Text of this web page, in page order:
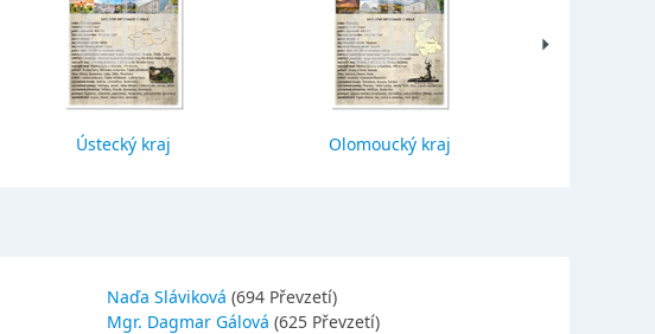
Ústecký kraj Olomoucký kraj
Naďa Sláviková (694 Převzetí)
Mgr. Dagmar Gálová (625 Převzetí)